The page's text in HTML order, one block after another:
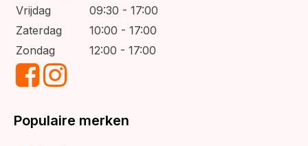
Vrijdag
09:30 - 17:00
Zaterdag
10:00 - 17:00
Zondag
12:00 - 17:00
Populaire merken